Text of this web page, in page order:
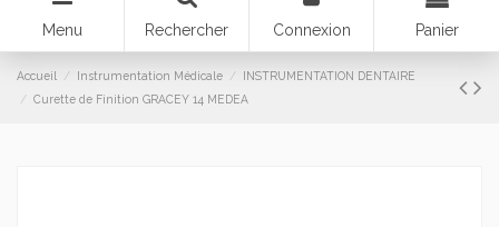
Menu Rechercher Connexion Panier
Accueil Instrumentation Médicale
INSTRUMENTATION DENTAIRE
Curette de Finition GRACEY 14 MEDEA